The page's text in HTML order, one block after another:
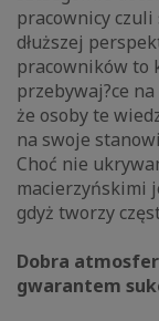
pracownicy
dłuższej
pracowników to
przebywaj?ce
że osoby te
na swoje
Choć nie
macierzyńskimi
gdyż tworzy
Dobra
gwarantem